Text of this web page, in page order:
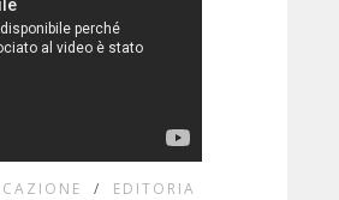
/ EDITORIA